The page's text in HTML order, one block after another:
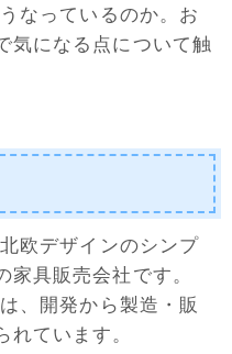
なっているのか。お
気になる点について触
欧デザインのシンプ
具販売会社です。
、開発から製造・販
ています。